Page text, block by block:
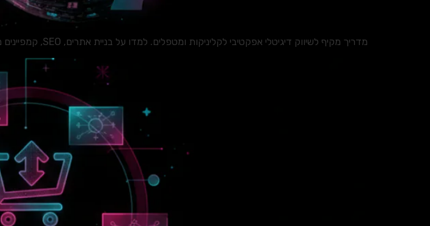
מדריך מקיף לשיווק דיגיטלי אפקטיבי לקליניקות ומטפלים. למדו על בניית אתרים, SEO, קמפיינים ממומנים ועוד, עם דגש על צרכי המגזר הרפואי והטיפולי.